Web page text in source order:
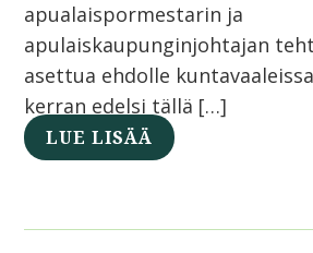
apualaispormestarin ja
apulaiskaupunginjohtajan
asettua ehdolle
kerran edelsi tällä […]
LUE LISÄÄ